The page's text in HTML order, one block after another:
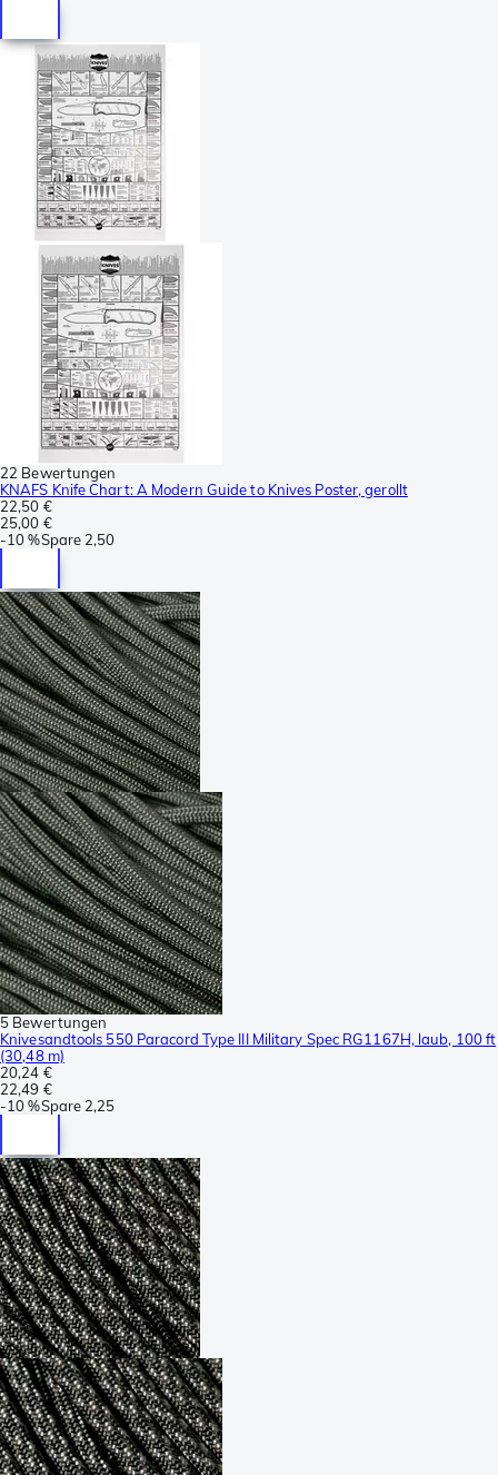
22 Bewertungen
KNAFS Knife Chart: A Modern Guide to Knives Poster, gerollt
22,50 €
25,00 €
-10 %Spare 2,50
5 Bewertungen
Knivesandtools 550 Paracord Type III Military Spec RG1167H, laub, 100 ft
(30,48 m)
20,24 €
22,49 €
-10 %Spare 2,25